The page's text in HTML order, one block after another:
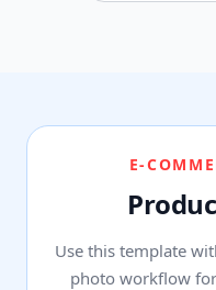
E-
Use this template
photo workflow